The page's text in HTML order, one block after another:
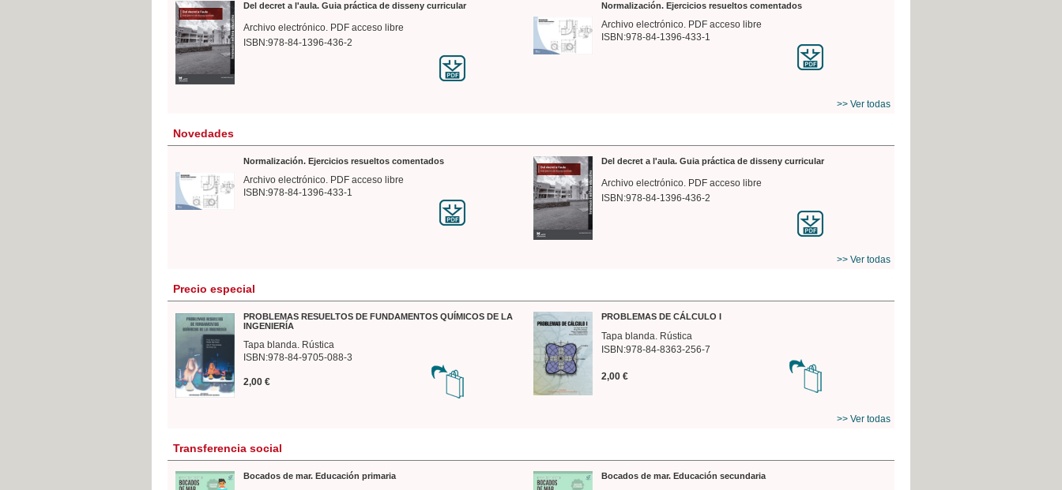
Del decret a l'aula. Guia práctica de disseny curricular
Archivo electrónico. PDF acceso libre
ISBN:978-84-1396-436-2
Normalización. Ejercicios resueltos comentados
Archivo electrónico. PDF acceso libre
ISBN:978-84-1396-433-1
>> Ver todas
Novedades
Normalización. Ejercicios resueltos comentados
Archivo electrónico. PDF acceso libre
ISBN:978-84-1396-433-1
Del decret a l'aula. Guia práctica de disseny curricular
Archivo electrónico. PDF acceso libre
ISBN:978-84-1396-436-2
>> Ver todas
Precio especial
PROBLEMAS RESUELTOS DE FUNDAMENTOS QUÍMICOS DE LA
INGENIERÍA
Tapa blanda. Rústica
ISBN:978-84-9705-088-3
2,00 €
PROBLEMAS DE CÁLCULO I
Tapa blanda. Rústica
ISBN:978-84-8363-256-7
2,00 €
>> Ver todas
Transferencia social
Bocados de mar. Educación primaria Bocados de mar. Educación secundaria